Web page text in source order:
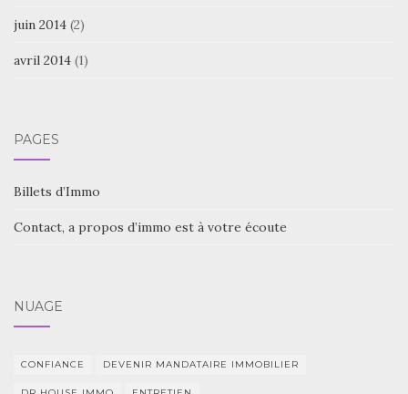
juin 2014 (2)
avril 2014 (1)
PAGES
Billets d’Immo
Contact, a propos d’immo est à votre écoute
NUAGE
CONFIANCE DEVENIR MANDATAIRE IMMOBILIER